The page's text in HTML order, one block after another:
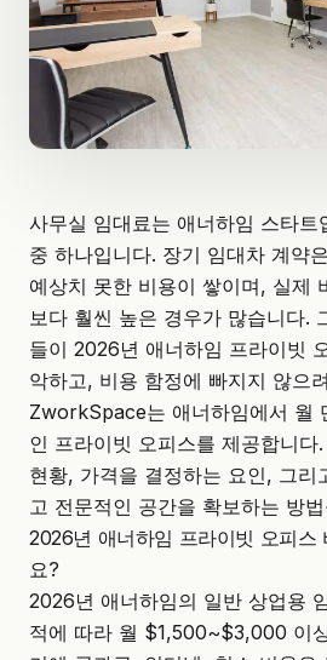
사무실 임대료는 애너하임 스타트
중 하나입니다. 장기 임대차 계약
예상치 못한 비용이 쌓이며, 실제
보다 훨씬 높은 경우가 많습니다.
들이 2026년 애너하임 프라이빗
악하고, 비용 함정에 빠지지 않으
ZworkSpace는 애너하임에서 월
인 프라이빗 오피스를 제공합니
현황, 가격을 결정하는 요인, 그리
고 전문적인 공간을 확보하는 방
2026년 애너하임 프라이빗 오피스
요?
2026년 애너하임의 일반 상업용
적에 따라 월 $1,500~$3,000 이